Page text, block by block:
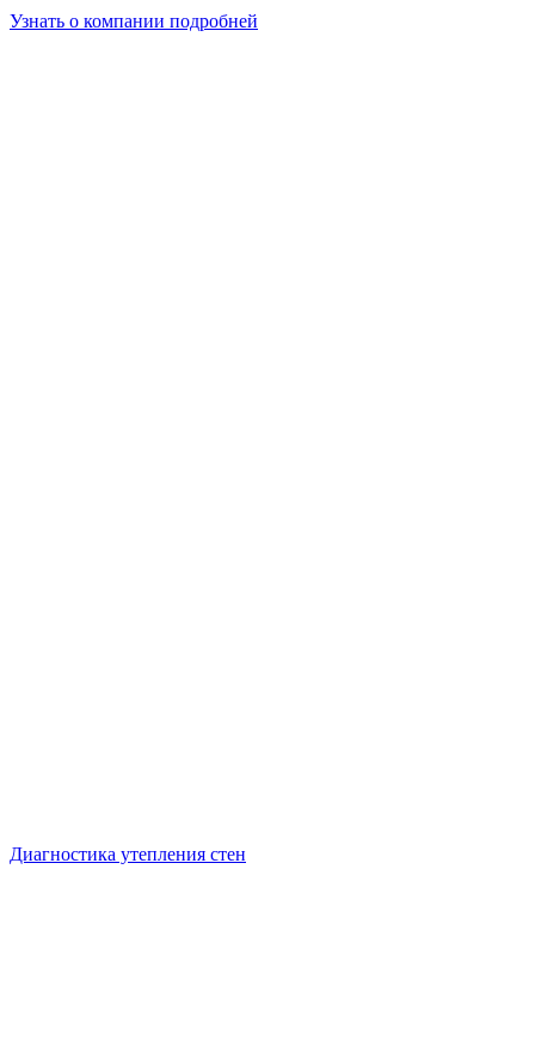
Узнать о компании подробней
Диагностика утепления стен